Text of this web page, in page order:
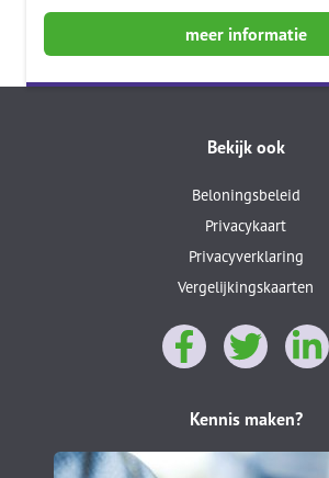
meer informatie
Bekijk ook
Beloningsbeleid
Privacykaart
Privacyverklaring
Vergelijkingskaarten
Kennis maken?